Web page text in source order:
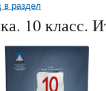
в раздел
10 класс.